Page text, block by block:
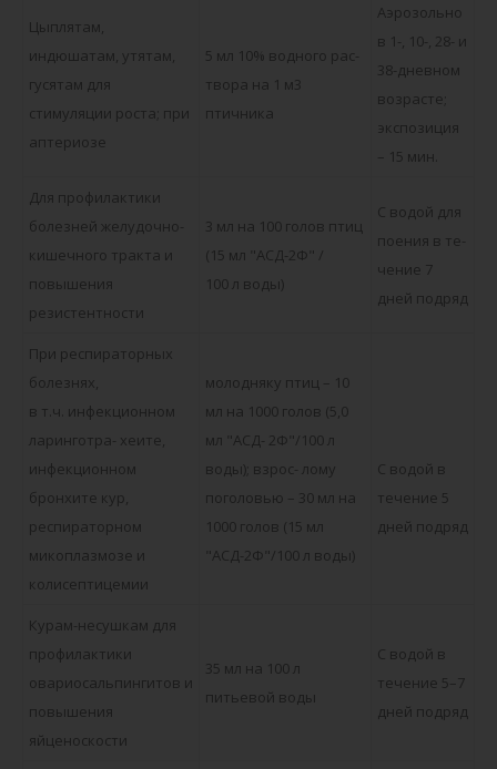
Цыплятам,
индюшатам, утятам,
гусятам для
стимуляции роста; при
аптериозе
5 мл 10% водного рас-
твора на 1 м3
птичника
Аэрозольно
в 1-, 10-, 28- и
38-дневном
возрасте;
экспозиция
– 15 мин.
Для профилактики
болезней желудочно-
кишечного тракта и
повышения
резистентности
3 мл на 100 голов птиц
(15 мл "АСД-2Ф" /
100 л воды)
С водой для
поения в те-
чение 7
дней подряд
При респираторных
болезнях,
в т.ч. инфекционном
ларинготра- хеите,
инфекционном
бронхите кур,
респираторном
микоплазмозе и
колисептицемии
молодняку птиц – 10
мл на 1000 голов (5,0
мл "АСД- 2Ф"/100 л
воды); взрос- лому
поголовью – 30 мл на
1000 голов (15 мл
"АСД-2Ф"/100 л воды)
С водой в
течение 5
дней подряд
Курам-несушкам для
профилактики
овариосальпингитов и
повышения
яйценоскости
35 мл на 100 л
питьевой воды
С водой в
течение 5–7
дней подряд